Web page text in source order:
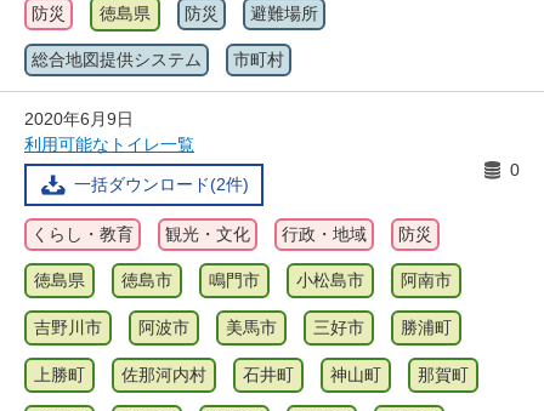
防災 徳島県 防災 避難場所
総合地図提供システム 市町村
2020年6月9日
利用可能なトイレ一覧
一括ダウンロード(2件)
0
くらし・教育 観光・文化 行政・地域 防災
徳島県 徳島市 鳴門市 小松島市 阿南市
吉野川市 阿波市 美馬市 三好市 勝浦町
上勝町 佐那河内村 石井町 神山町 那賀町